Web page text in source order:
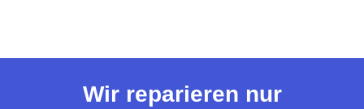
Wir reparieren nur